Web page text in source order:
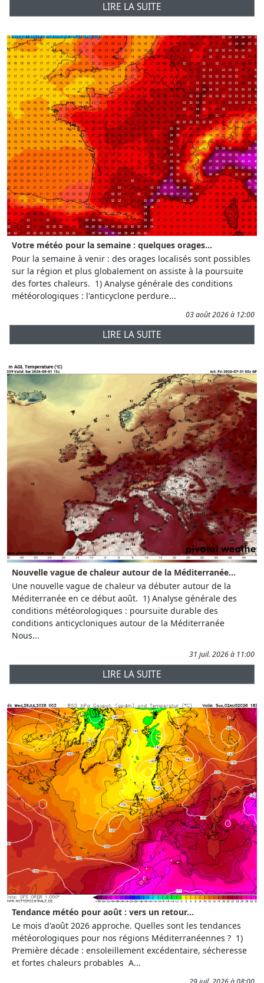
LIRE LA SUITE
Votre météo pour la semaine : quelques orages...
Pour la semaine à venir : des orages localisés sont possibles
sur la région et plus globalement on assiste à la poursuite
des fortes chaleurs. 1) Analyse générale des conditions
météorologiques : l'anticyclone perdure...
03 août 2026 à 12:00
LIRE LA SUITE
Nouvelle vague de chaleur autour de la Méditerranée...
Une nouvelle vague de chaleur va débuter autour de la
Méditerranée en ce début août. 1) Analyse générale des
conditions météorologiques : poursuite durable des
conditions anticycloniques autour de la Méditerranée
Nous...
31 juil. 2026 à 11:00
LIRE LA SUITE
Tendance météo pour août : vers un retour...
Le mois d'août 2026 approche. Quelles sont les tendances
météorologiques pour nos régions Méditerranéennes ? 1)
Première décade : ensoleillement excédentaire, sécheresse
et fortes chaleurs probables A...